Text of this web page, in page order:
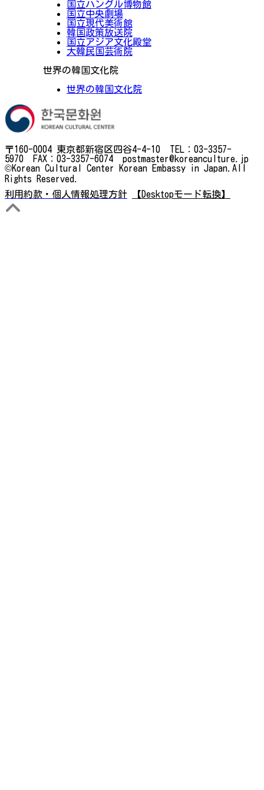
国立ハングル博物館
国立中央劇場
国立現代美術館
韓国政策放送院
国立アジア文化殿堂
大韓民国芸術院
世界の韓国文化院
世界の韓国文化院
〒160-0004 東京都新宿区四谷4-4-10 TEL：03-3357-
5970 FAX：03-3357-6074 postmaster@koreanculture.jp
©Korean Cultural Center Korean Embassy in Japan.All
Rights Reserved.
利用約款・個人情報処理方針
【Desktopモード転換】